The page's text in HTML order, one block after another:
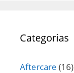
Categorias
Aftercare (16)